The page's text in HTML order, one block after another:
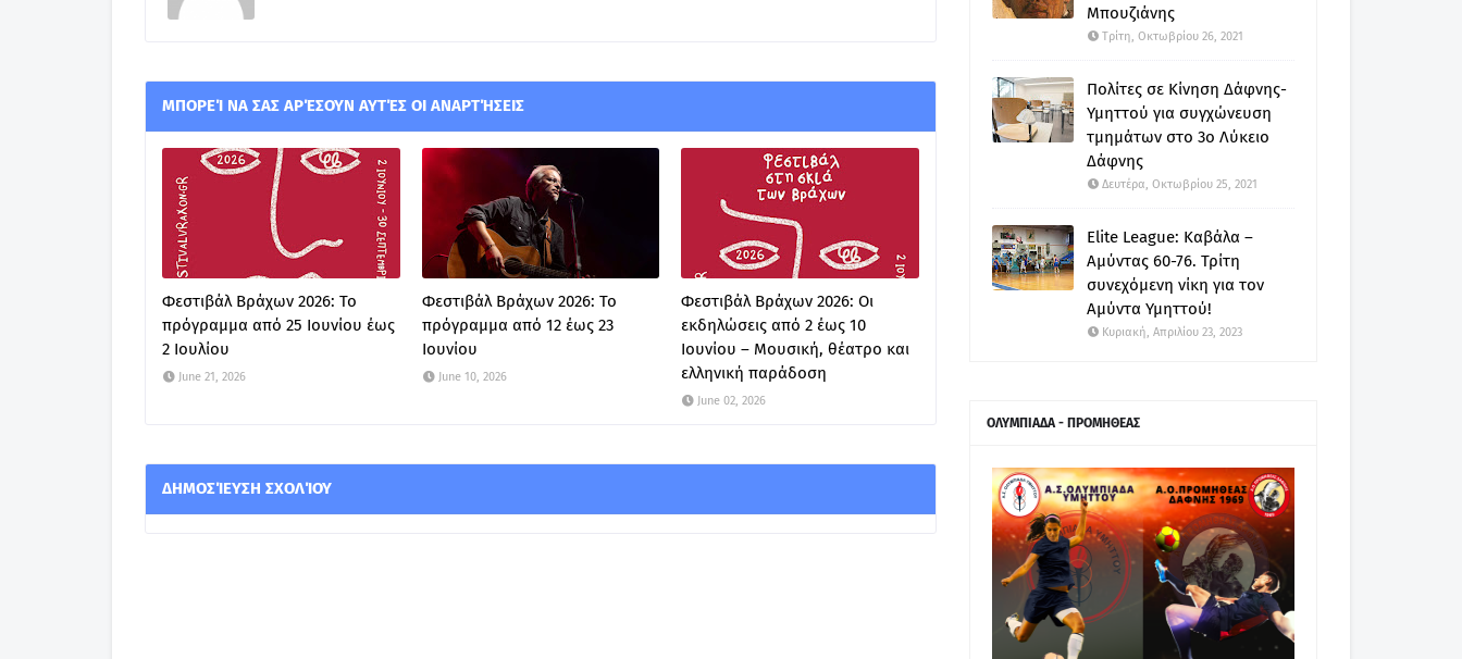
ΜΠΟΡΕΊ ΝΑ ΣΑΣ ΑΡΈΣΟΥΝ ΑΥΤΈΣ ΟΙ ΑΝΑΡΤΉΣΕΙΣ
Φεστιβάλ Βράχων 2026: Το
πρόγραμμα από 25 Ιουνίου έως
2 Ιουλίου
June 21, 2026
Φεστιβάλ Βράχων 2026: Το
πρόγραμμα από 12 έως 23
Ιουνίου
June 10, 2026
Φεστιβάλ Βράχων 2026: Οι
εκδηλώσεις από 2 έως 10
Ιουνίου – Μουσική, θέατρο και
ελληνική παράδοση
June 02, 2026
ΔΗΜΟΣΊΕΥΣΗ ΣΧΟΛΊΟΥ
Μπουζιάνης
Τρίτη, Οκτωβρίου 26, 2021
Πολίτες σε Κίνηση Δάφνης-
Υμηττού για συγχώνευση
τμημάτων στο 3ο Λύκειο
Δάφνης
Δευτέρα, Οκτωβρίου 25, 2021
Elite League: Καβάλα –
Αμύντας 60-76. Τρίτη
συνεχόμενη νίκη για τον
Αμύντα Υμηττού!
Κυριακή, Απριλίου 23, 2023
ΟΛΥΜΠΙΑΔΑ - ΠΡΟΜΗΘΕΑΣ